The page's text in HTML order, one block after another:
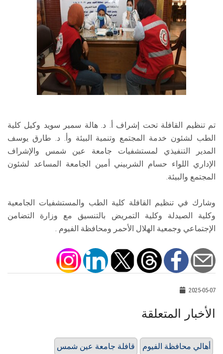
تم تنظيم القافلة تحت إشراف أ. د. هالة سمير سويد وكيل كلية
الطب لشئون خدمة المجتمع وتنمية البيئة وأ. د. طارق يوسف
المدير التنفيذي لمستشفيات جامعة عين شمس والإشراف
الإداري اللواء حسام الشربيني أمين الجامعة المساعد لشئون
المجتمع والبيئة.
وشارك في تنظيم القافلة كلية الطب والمستشفيات الجامعية
وكلية الصيدلة وكلية التمريض بالتنسيق مع وزارة التضامن
الإجتماعي وجمعية الهلال الأحمر ومحافظة الفيوم .
2025-05-07
الأخبار المتعلقة
قافلة جامعة عين شمس أهالي محافظة الفيوم